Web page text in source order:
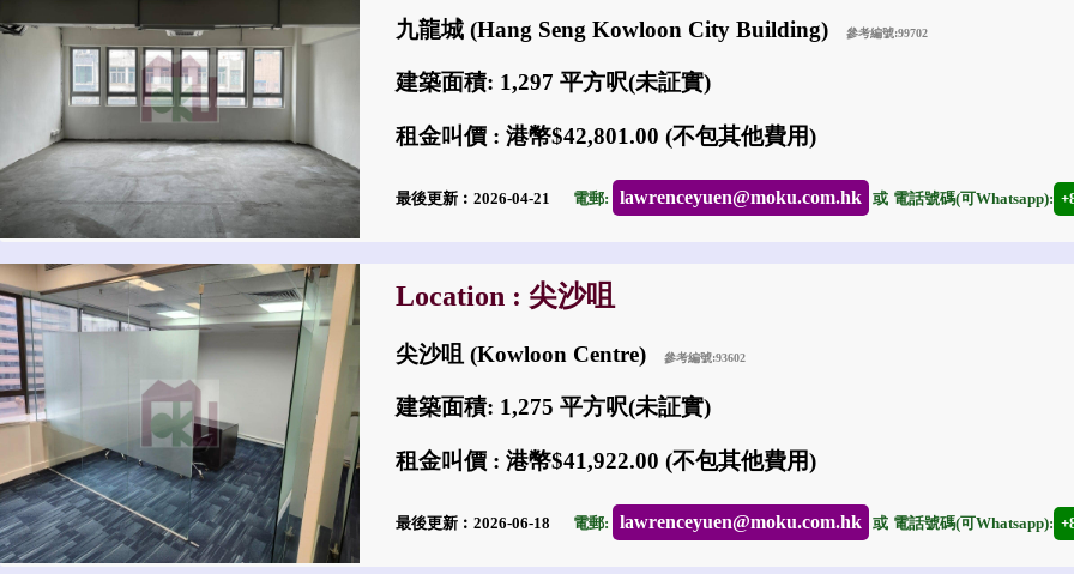
九龍城 (Hang Seng Kowloon City Building) 參考編號:99702
建築面積: 1,297 平方呎(未証實)
租金叫價 : 港幣$42,801.00 (不包其他費用)
最後更新︰2026-04-21 電郵: lawrenceyuen@moku.com.hk 或 電話號碼(可Whatsapp):
Location : 尖沙咀
尖沙咀 (Kowloon Centre) 參考編號:93602
建築面積: 1,275 平方呎(未証實)
租金叫價 : 港幣$41,922.00 (不包其他費用)
最後更新︰2026-06-18 電郵: lawrenceyuen@moku.com.hk 或 電話號碼(可Whatsapp):